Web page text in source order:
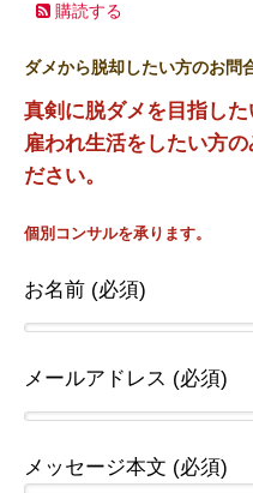
購読する
ダメから脱却したい方のお問
真剣に脱ダメを目指し
雇われ生活をしたい方の
ださい。
個別コンサルを承ります。
お名前 (必須)
メールアドレス (必須)
メッセージ本文 (必須)